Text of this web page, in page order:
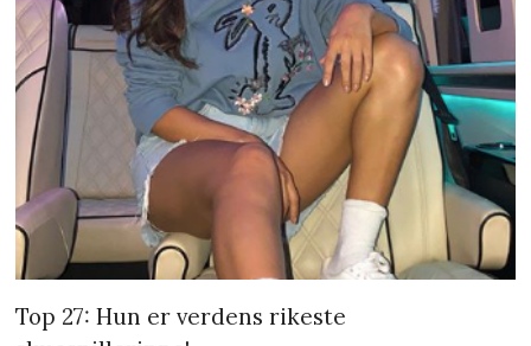
Top 27: Hun er verdens rikeste